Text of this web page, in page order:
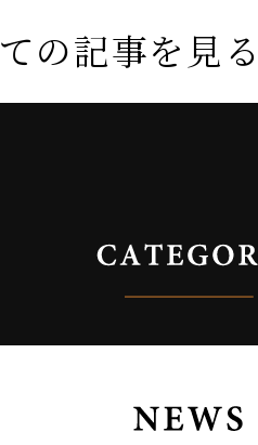
の記事を見